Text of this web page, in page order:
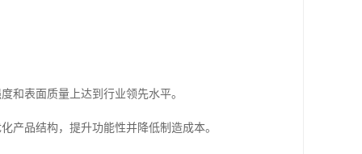
和表面质量上达到行业领先水平。
产品结构，提升功能性并降低制造成本。